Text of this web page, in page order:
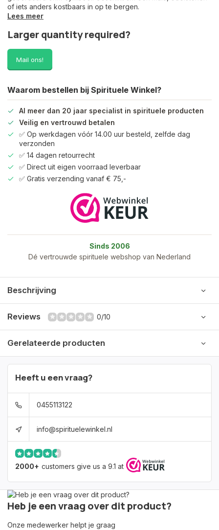
of iets anders kostbaars in op te bergen.
Lees meer
Larger quantity required?
Mail ons!
Waarom bestellen bij Spirituele Winkel?
Al meer dan 20 jaar specialist in spirituele producten
Veilig en vertrouwd betalen
✅ Op werkdagen vóór 14.00 uur besteld, zelfde dag
verzonden
✅ 14 dagen retourrecht
✅ Direct uit eigen voorraad leverbaar
✅ Gratis verzending vanaf € 75,-
Sinds 2006
Dé vertrouwde spirituele webshop van Nederland
Beschrijving
Reviews 0/10
Gerelateerde producten
Heeft u een vraag?
0455113122
info@spirituelewinkel.nl
2000+ customers give us a 9.1 at
Heb je een vraag over dit product?
Onze medewerker helpt je graag